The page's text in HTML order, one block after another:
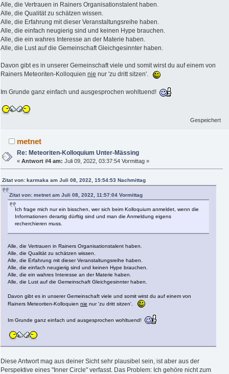
Alle, die Vertrauen in Rainers Organisationstalent haben.
Alle, die Qualität zu schätzen wissen.
Alle, die Erfahrung mit dieser Veranstaltungsreihe haben.
Alle, die einfach neugierig sind und keinen Hype brauchen.
Alle, die ein wahres Interesse an der Materie haben.
Alle, die Lust auf die Gemeinschaft Gleichgesinnter haben.
Davon gibt es in unserer Gemeinschaft viele und somit wirst du auf einem von
Rainers Meteoriten-Kolloquien nie nur 'zu dritt sitzen'.
Im Grunde ganz einfach und ausgesprochen wohltuend!
Gespeichert
metnet
Re: Meteoriten-Kolloquium Unter-Mässing
«Antwort #4 am: Juli 09, 2022, 03:37:54 Vormittag »
Zitat von: karmaka am Juli 08, 2022, 15:54:53 Nachmittag
Zitat von: metnet am Juli 08, 2022, 11:57:04 Vormittag
Ich frage mich nur ein bisschen, wer sich beim Kolloquium anmeldet, wenn die
Informationen derartig dürftig sind und man die Anmeldung eigens
recherchieren muss.
Alle, die Vertrauen in Rainers Organisationstalent haben.
Alle, die Qualität zu schätzen wissen.
Alle, die Erfahrung mit dieser Veranstaltungsreihe haben.
Alle, die einfach neugierig sind und keinen Hype brauchen.
Alle, die ein wahres Interesse an der Materie haben.
Alle, die Lust auf die Gemeinschaft Gleichgesinnter haben.
Davon gibt es in unserer Gemeinschaft viele und somit wirst du auf einem von
Rainers Meteoriten-Kolloquien nie nur 'zu dritt sitzen'.
Im Grunde ganz einfach und ausgesprochen wohltuend!
Diese Antwort mag aus deiner Sicht sehr plausibel sein, ist aber aus der
Perspektive eines "Inner Circle" verfasst. Das Problem: Ich gehöre nicht zum